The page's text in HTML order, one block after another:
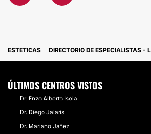
ESTETICAS DIRECTORIO DE ESPECIALISTAS - L
ÚLTIMOS CENTROS VISTOS
Dr. Enzo Alberto Isola
Dr. Diego Jalaris
Dr. Mariano Jañez